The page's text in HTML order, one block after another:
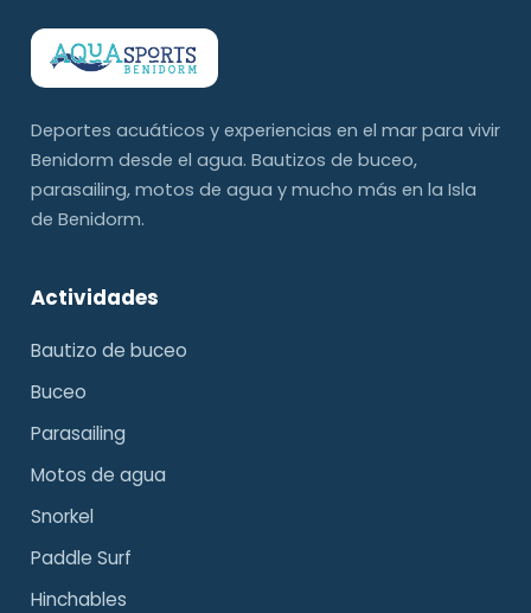
Deportes acuáticos y experiencias en el mar para vivir
Benidorm desde el agua. Bautizos de buceo,
parasailing, motos de agua y mucho más en la Isla
de Benidorm.
Actividades
Bautizo de buceo
Buceo
Parasailing
Motos de agua
Snorkel
Paddle Surf
Hinchables